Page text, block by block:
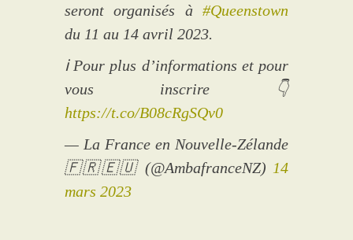
seront organisés à #Queenstown
du 11 au 14 avril 2023.
ℹ️ Pour plus d’informations et pour
vous inscrire 👇
https://t.co/B08cRgSQv0
— La France en Nouvelle-Zélande
🇫🇷🇪🇺 (@AmbafranceNZ) 14
mars 2023